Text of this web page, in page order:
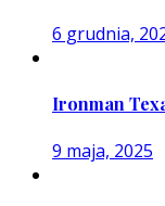
6 grudnia,
Ironman
9 maja, 2025